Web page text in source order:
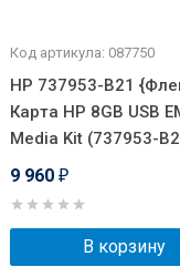
Код артикула: 087750
HP 737953-B21
Карта HP 8GB USB
Media Kit (737953-
9 960 ₽
В корзину